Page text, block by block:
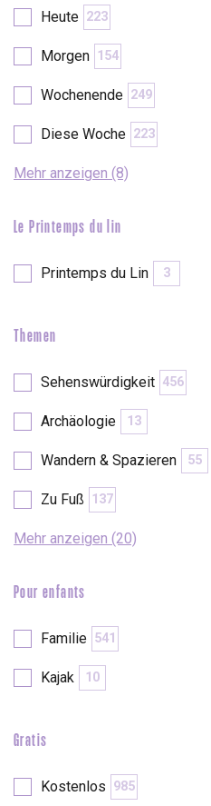
Heute 223
Morgen 154
Wochenende 249
Diese Woche 223
Mehr anzeigen (8)
Le Printemps du lin
Printemps du Lin 3
Themen
Sehenswürdigkeit 456
Archäologie 13
Wandern & Spazieren 55
Zu Fuß 137
Mehr anzeigen (20)
Pour enfants
Familie 541
Kajak 10
Gratis
Kostenlos 985